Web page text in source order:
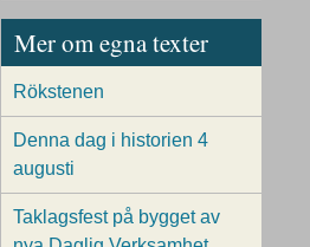
Mer om egna texter
Rökstenen
Denna dag i historien 4
augusti
Taklagsfest på bygget av